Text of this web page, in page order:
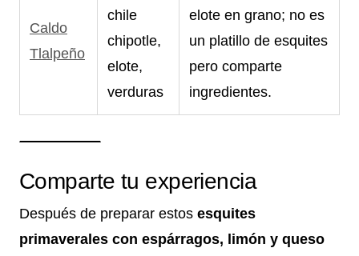
Caldo
Tlalpeño
chile
chipotle,
elote,
verduras
elote en grano; no es
un platillo de esquites
pero comparte
ingredientes.
Comparte tu experiencia
Después de preparar estos esquites
primaverales con espárragos, limón y queso